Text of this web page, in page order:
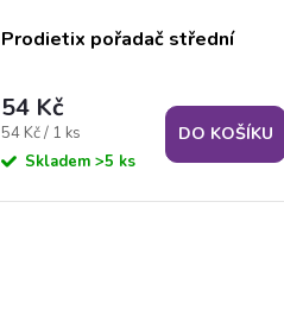
Prodietix pořadač střední
54 Kč
Měrná
cena:
54 Kč / 1 ks
Skladem >5 ks
DO KOŠÍKU